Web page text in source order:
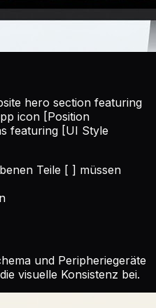
hero section featuring
icon [Position
featuring [UI Style
Teile [ ] müssen
und Peripheriegeräte
visuelle Konsistenz bei.